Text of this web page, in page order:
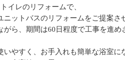
イレのリフォームで、
ニットバスのリフォームをご提案さ
がら、期間は60日程度で工事を進め
いやすく、お手入れも簡単な浴室に